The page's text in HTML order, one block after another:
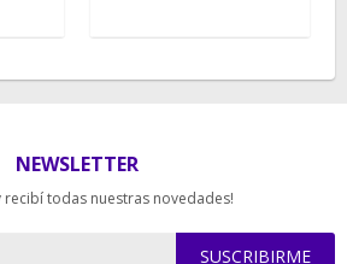
NEWSLETTER
recibí todas nuestras novedades!
SUSCRIBIRME